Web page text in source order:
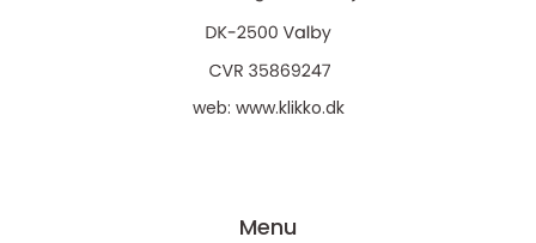
web: www.klikko.dk
Menu